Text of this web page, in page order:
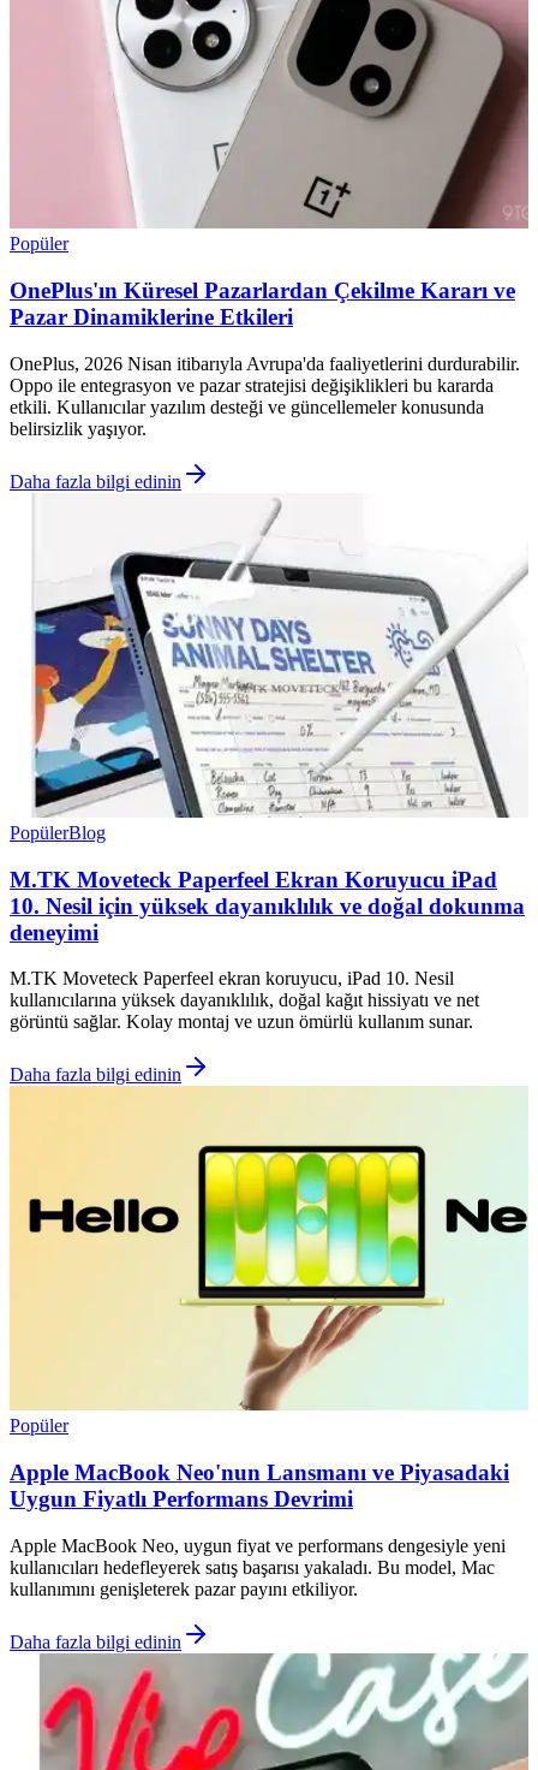
Popüler
OnePlus'ın Küresel Pazarlardan Çekilme Kararı ve
Pazar Dinamiklerine Etkileri
OnePlus, 2026 Nisan itibarıyla Avrupa'da faaliyetlerini durdurabilir.
Oppo ile entegrasyon ve pazar stratejisi değişiklikleri bu kararda
etkili. Kullanıcılar yazılım desteği ve güncellemeler konusunda
belirsizlik yaşıyor.
Daha fazla bilgi edinin
PopülerBlog
M.TK Moveteck Paperfeel Ekran Koruyucu iPad
10. Nesil için yüksek dayanıklılık ve doğal dokunma
deneyimi
M.TK Moveteck Paperfeel ekran koruyucu, iPad 10. Nesil
kullanıcılarına yüksek dayanıklılık, doğal kağıt hissiyatı ve net
görüntü sağlar. Kolay montaj ve uzun ömürlü kullanım sunar.
Daha fazla bilgi edinin
Popüler
Apple MacBook Neo'nun Lansmanı ve Piyasadaki
Uygun Fiyatlı Performans Devrimi
Apple MacBook Neo, uygun fiyat ve performans dengesiyle yeni
kullanıcıları hedefleyerek satış başarısı yakaladı. Bu model, Mac
kullanımını genişleterek pazar payını etkiliyor.
Daha fazla bilgi edinin